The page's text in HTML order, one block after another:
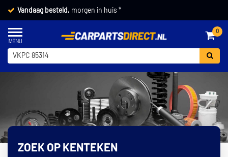
Vandaag besteld, morgen in huis *
0
ZOEK OP KENTEKEN